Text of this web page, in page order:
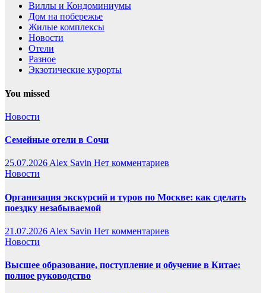
Виллы и Кондоминиумы
Дом на побережье
Жилые комплексы
Новости
Отели
Разное
Экзотические курорты
You missed
Новости
Семейные отели в Сочи
25.07.2026Alex Savin Нет комментариев
Новости
Организация экскурсий и туров по Москве: как сделать
поездку незабываемой
21.07.2026 Alex Savin Нет комментариев
Новости
Высшее образование, поступление и обучение в Китае:
полное руководство